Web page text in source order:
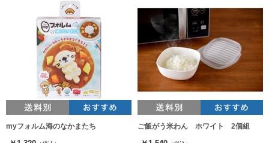
myフォルム海のなかまたち ご飯がう米わん ホワイト 2個組